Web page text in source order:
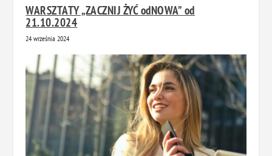
WARSZTATY „ZACZNIJ ŻYĆ odNOWA” od
21.10.2024
24 września 2024